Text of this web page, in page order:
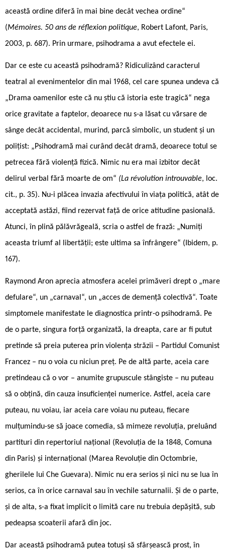
această ordine diferă în mai bine decât vechea ordine“
(Mémoires. 50 ans de réflexion politique, Robert Lafont, Paris,
2003, p. 687). Prin urmare, psihodrama a avut efectele ei.
Dar ce este cu această psihodramă? Ridiculizând caracterul
teatral al evenimentelor din mai 1968, cel care spunea undeva că
„Drama oamenilor este că nu știu că istoria este tragică“ nega
orice gravitate a faptelor, deoarece nu s-a lăsat cu vărsare de
sânge decât accidental, murind, parcă simbolic, un student și un
polițist: „Psihodramă mai curând decât dramă, deoarece totul se
petrecea fără violență fizică. Nimic nu era mai izbitor decât
delirul verbal fără moarte de om“ (La révolution introuvable, loc.
cit., p. 35). Nu-i plăcea invazia afectivului în viața politică, atât de
acceptată astăzi, fiind rezervat față de orice atitudine pasională.
Atunci, în plină pălăvrăgeală, scria o astfel de frază: „Numiți
aceasta triumf al libertății; este ultima sa înfrângere“ (Ibidem, p.
167).
Raymond Aron aprecia atmosfera acelei primăveri drept o „mare
defulare“, un „carnaval“, un „acces de demență colectivă“. Toate
simptomele manifestate le diagnostica printr-o psihodramă. Pe
de o parte, singura forță organizată, la dreapta, care ar fi putut
pretinde să preia puterea prin violența străzii – Partidul Comunist
Francez – nu o voia cu niciun preț. Pe de altă parte, aceia care
pretindeau că o vor – anumite grupuscule stângiste – nu puteau
să o obțină, din cauza insuficienței numerice. Astfel, aceia care
puteau, nu voiau, iar aceia care voiau nu puteau, fiecare
mulțumindu-se să joace comedia, să mimeze revoluția, preluând
partituri din repertoriul național (Revoluția de la 1848, Comuna
din Paris) și internațional (Marea Revoluție din Octombrie,
gherilele lui Che Guevara). Nimic nu era serios și nici nu se lua în
serios, ca în orice carnaval sau în vechile saturnalii. Și de o parte,
și de alta, s-a fixat implicit o limită care nu trebuia depășită, sub
pedeapsa scoaterii afară din joc.
Dar această psihodramă putea totuși să sfârșească prost, în